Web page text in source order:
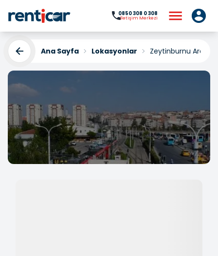
0850 308 0 308
İletişim Merkezi
Ana Sayfa Lokasyonlar Zeytinburnu Araç
Zeytinburnu Araç